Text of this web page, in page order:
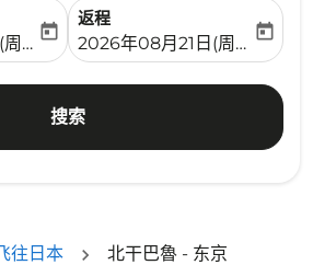
date-aria-label
五)
today
返程
fc-booking-return-date-
2026年08月21日(周五)
today
搜索
往日本 北干巴魯 - 东京